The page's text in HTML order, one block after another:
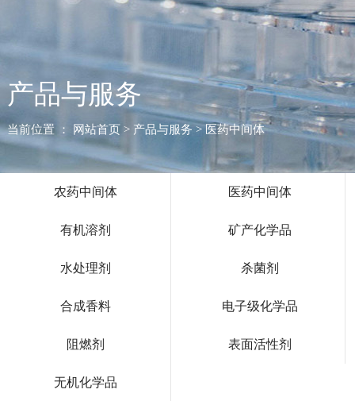
产品与服务
当前位置 ： 网站首页> 产品与服务 > 医药中间体
农药中间体 医药中间体
有机溶剂 矿产化学品
水处理剂 杀菌剂
合成香料 电子级化学品
阻燃剂 表面活性剂
无机化学品